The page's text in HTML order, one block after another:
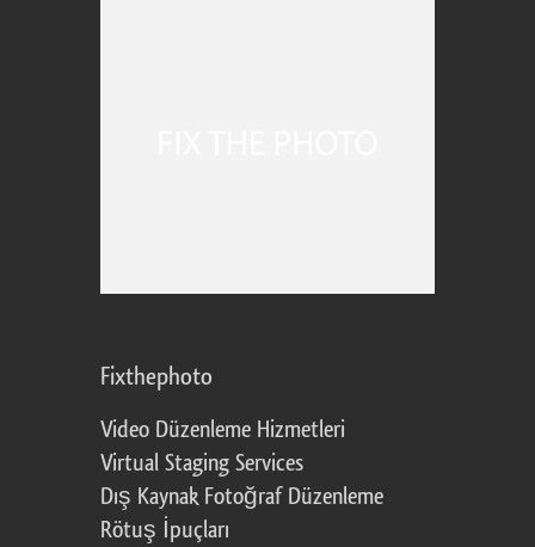
Fixthephoto
Video Düzenleme Hizmetleri
Virtual Staging Services
Dış Kaynak Fotoğraf Düzenleme
Rötuş İpuçları